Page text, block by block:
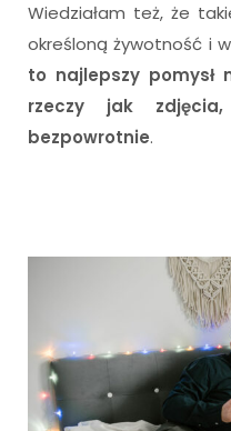
Wiedziałam też, że
określoną żywotność i
to najlepszy pomysł
rzeczy jak
bezpowrotnie.